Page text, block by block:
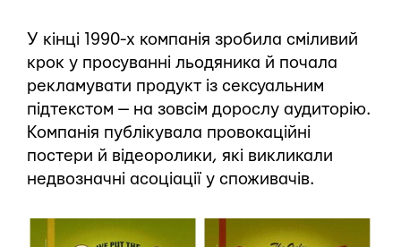
У кінці 1990-х компанія зробила сміливий
крок у просуванні льодяника й почала
рекламувати продукт із сексуальним
підтекстом — на зовсім дорослу аудиторію.
Компанія публікувала провокаційні
постери й відеоролики, які викликали
недвозначні асоціації у споживачів.